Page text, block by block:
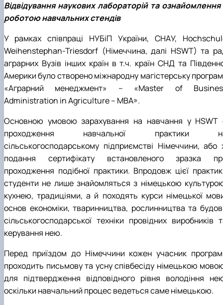
Відвідування наукових лабораторій та ознайомлення
роботою навчальних стендів
У рамках співпраці НУБіП України, СНАУ,
Weihenstephan-Triesdorf (Німеччина, далі HSWT) та
аграрних Вузів інших країн в т.ч. країн СНД та
Америки було створено міжнародну магістерську
«Аграрний менеджмент» – «Master of
Administration in Agriculture – MBA».
Основною умовою зарахування на навчання у HSWT
проходження навчальної практики
сільськогосподарському підприємстві Німеччини, або
подання сертифікату встановленого зразка
проходження подібної практики. Впродовж цієї
студенти не лише знайомляться з німецькою
кухнею, традиціями, а й походять курси німецької
основ економіки, тваринництва, рослинництва та
сільськогосподарської техніки провідних виробників
керування нею.
Перед приїздом до Німеччини кожен учасник
проходить письмову та усну співбесіду німецькою
для підтвердження відповідного рівня володіння
оскільки навчальний процес ведеться саме німецькою.